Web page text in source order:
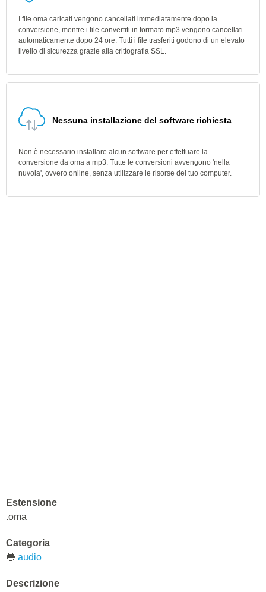
I file oma caricati vengono cancellati immediatamente dopo la
conversione, mentre i file convertiti in formato mp3 vengono cancellati
automaticamente dopo 24 ore. Tutti i file trasferiti godono di un elevato
livello di sicurezza grazie alla crittografia SSL.
Nessuna installazione del software richiesta
Non è necessario installare alcun software per effettuare la
conversione da oma a mp3. Tutte le conversioni avvengono 'nella
nuvola', ovvero online, senza utilizzare le risorse del tuo computer.
Estensione
.oma
Categoria
🔵 audio
Descrizione